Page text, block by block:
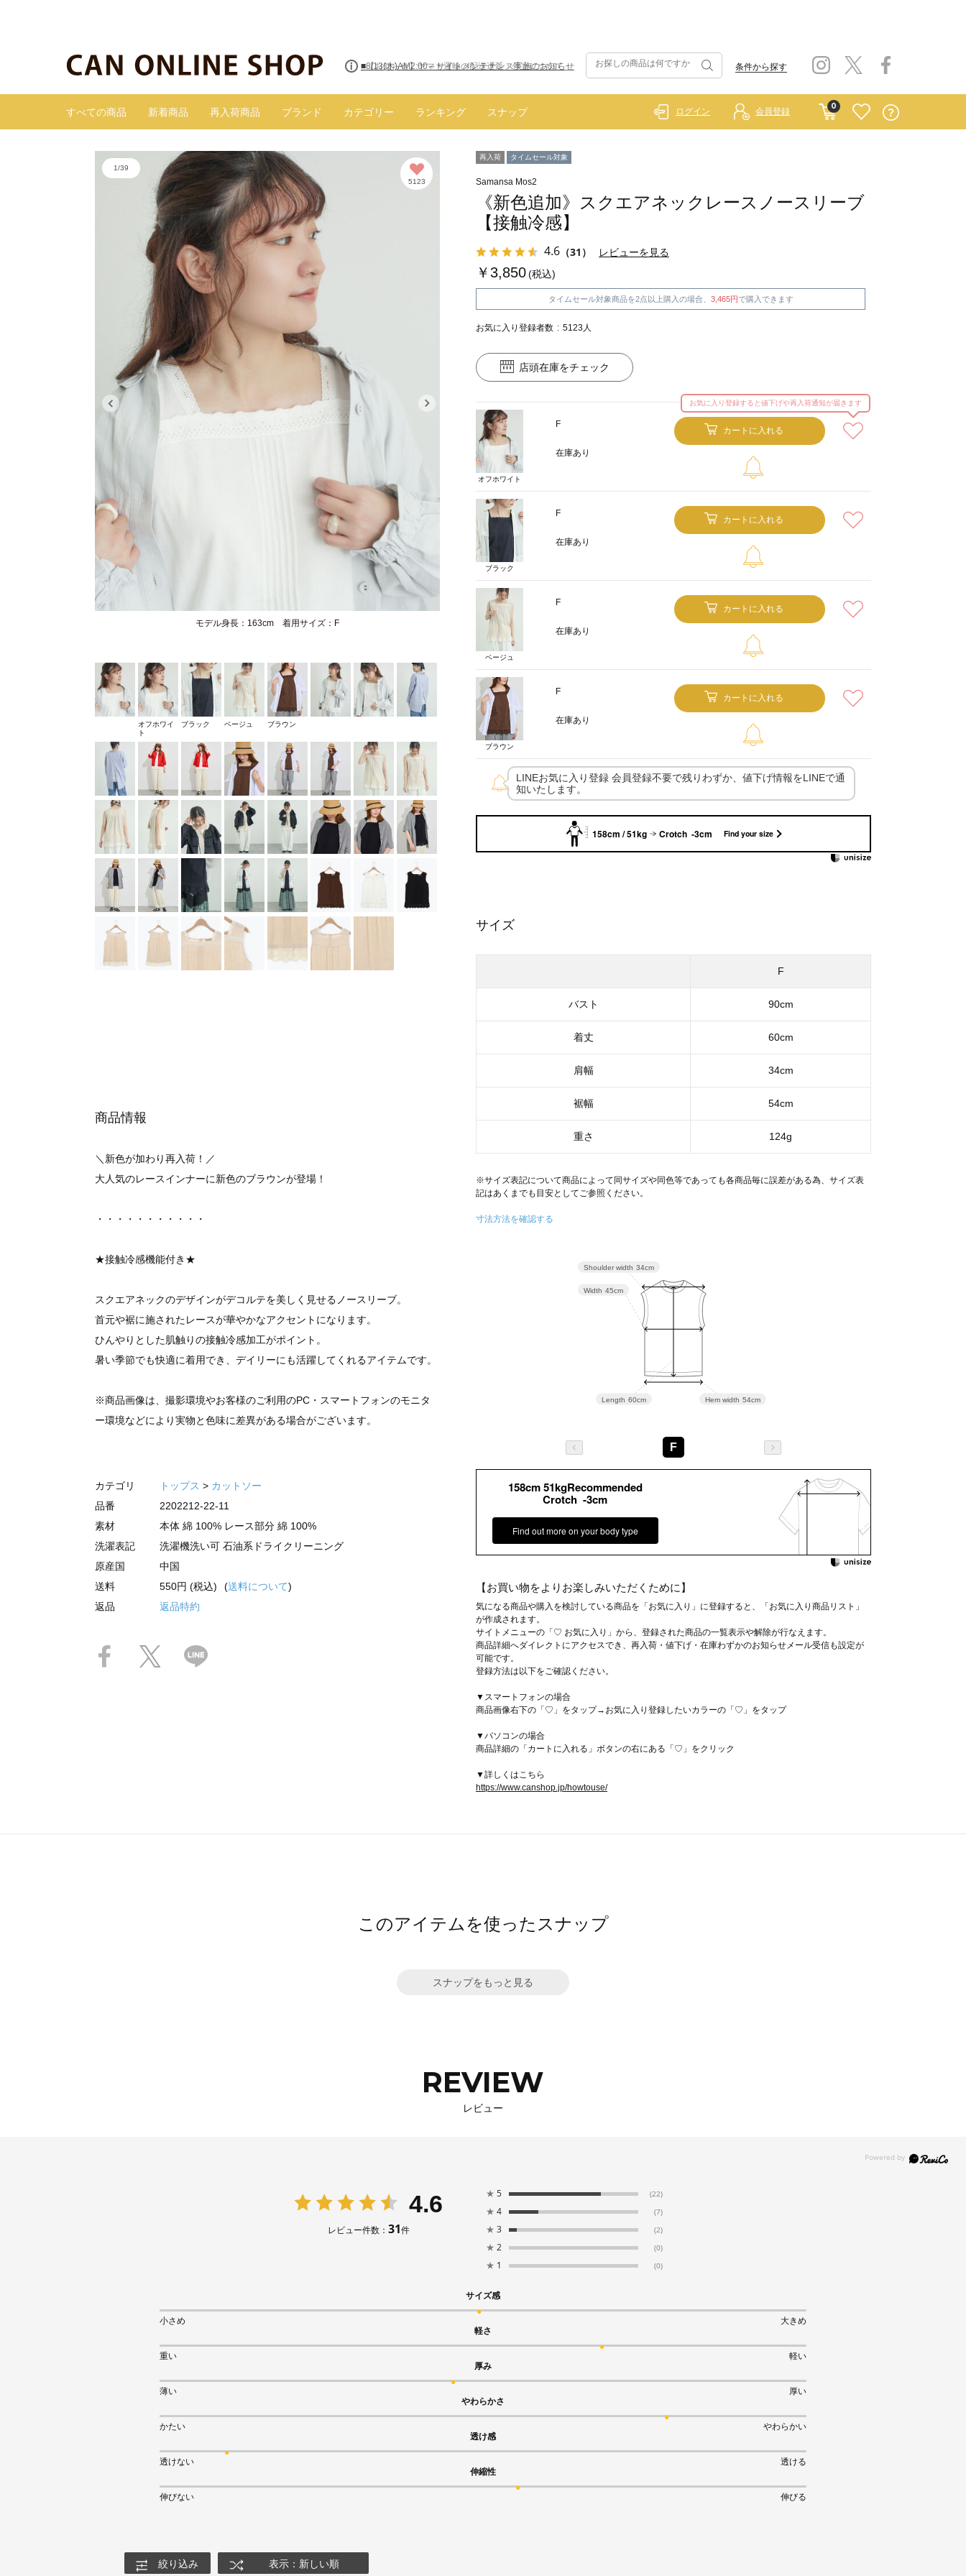
■【お知らせ】ヤマト運輸の配送遅延・停止について 条件から探す
すべての商品 新着商品 再入荷商品 ブランド カテゴリー ランキング スナップ
0
ログイン 会員登録
1/39
モデル身長：163cm 着用サイズ：F
5123
オフホワイ
ト
ブラック ベージュ ブラウン
商品情報
＼新色が加わり再入荷！／
大人気のレースインナーに新色のブラウンが登場！
・・・・・・・・・・・
★接触冷感機能付き★
スクエアネックのデザインがデコルテを美しく見せるノースリーブ。
首元や裾に施されたレースが華やかなアクセントになります。
ひんやりとした肌触りの接触冷感加工がポイント。
暑い季節でも快適に着用でき、デイリーにも活躍してくれるアイテムです。
※商品画像は、撮影環境やお客様のご利用のPC・スマートフォンのモニタ
ー環境などにより実物と色味に差異がある場合がございます。
カテゴリ トップス > カットソー
品番
2202212-22-11
素材
本体 綿 100% レース部分 綿 100%
洗濯表記
洗濯機洗い可 石油系ドライクリーニング
原産国
中国
送料
550円 (税込) (送料について)
返品
返品特約
再入荷 タイムセール対象
Samansa Mos2
《新色追加》スクエアネックレースノースリーブ
【接触冷感】
4.6 （31） レビューを見る
￥3,850(税込)
タイムセール対象商品を2点以上購入の場合、 3,465円で購入できます
お気に入り登録者数 5123 人
店頭在庫をチェック
お気に入り登録すると値下げや再入荷通知が届きます
オフホワイト
F
在庫あり
カートに入れる
ブラック
F
在庫あり
カートに入れる
ベージュ
F
在庫あり
カートに入れる
ブラウン
F
在庫あり
カートに入れる
LINEお気に入り登録 会員登録不要で残りわずか、値下げ情報をLINEで通
知いたします。
158cm / 51kg Crotch -3cm Find your size
サイズ
F
バスト 90cm
着丈 60cm
肩幅 34cm
裾幅 54cm
重さ 124g
※サイズ表記について商品によって同サイズや同色等であっても各商品毎に誤差がある為、サイズ表
記はあくまでも目安としてご参照ください。
寸法方法を確認する
Hem width 54cm
Length 60cm
Width 45cm
Shoulder width 34cm
F
158cm 51kgRecommended
Crotch -3cm
Find out more on your body type
【お買い物をよりお楽しみいただくために】
気になる商品や購入を検討している商品を「お気に入り」に登録すると、「お気に入り商品リスト」
が作成されます。
サイトメニューの「♡ お気に入り」から、登録された商品の一覧表示や解除が行なえます。
商品詳細へダイレクトにアクセスでき、再入荷・値下げ・在庫わずかのお知らせメール受信も設定が
可能です。
登録方法は以下をご確認ください。
▼スマートフォンの場合
商品画像右下の「♡」をタップ→お気に入り登録したいカラーの「♡」をタップ
▼パソコンの場合
商品詳細の「カートに入れる」ボタンの右にある「♡」をクリック
▼詳しくはこちら
https://www.canshop.jp/howtouse/
このアイテムを使ったスナップ
スナップをもっと見る
REVIEW
レビュー
4.6
レビュー件数： 31件
★ 5 (22)
★ 4 (7)
★ 3 (2)
★ 2 (0)
★ 1 (0)
サイズ感
小さめ
大きめ
軽さ
重い
軽い
厚み
薄い
厚い
やわらかさ
かたい
やわらかい
透け感
透けない
透ける
伸縮性
伸びない 伸びる
絞り込み 表示：新しい順